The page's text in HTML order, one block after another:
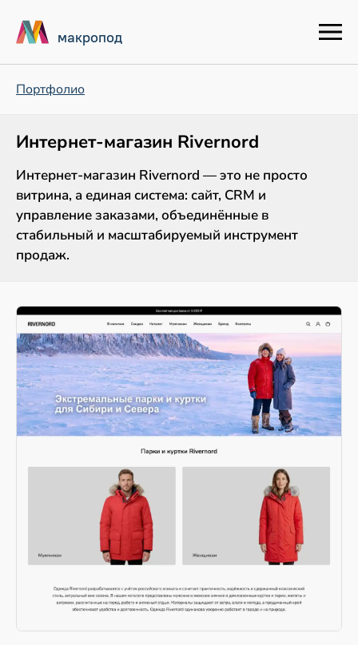
макропод
Портфолио
Интернет-магазин Rivernord
Интернет-магазин Rivernord — это не просто
витрина, а единая система: сайт, CRM и
управление заказами, объединённые в
стабильный и масштабируемый инструмент
продаж.